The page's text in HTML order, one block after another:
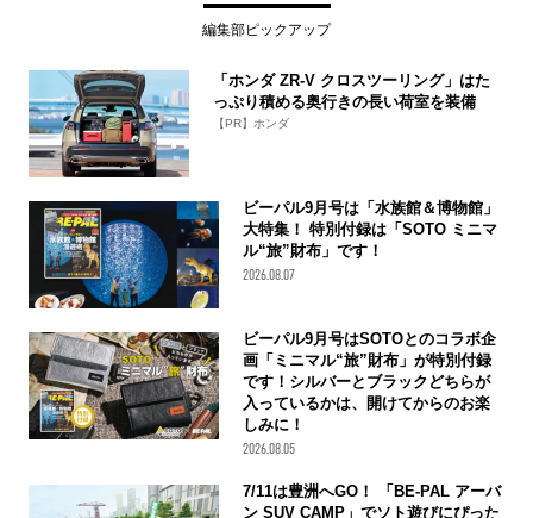
編集部ピックアップ
「ホンダ ZR-V クロスツーリング」はた
っぷり積める奥行きの長い荷室を装備
【PR】ホンダ
ビーパル9月号は「水族館＆博物館」
大特集！ 特別付録は「SOTO ミニマ
ル“旅”財布」です！
2026.08.07
ビーパル9月号はSOTOとのコラボ企
画「ミニマル“旅”財布」が特別付録
です！シルバーとブラックどちらが
入っているかは、開けてからのお楽
しみに！
2026.08.05
7/11は豊洲へGO！ 「BE-PAL アーバ
ン SUV CAMP」でソト遊びにぴった